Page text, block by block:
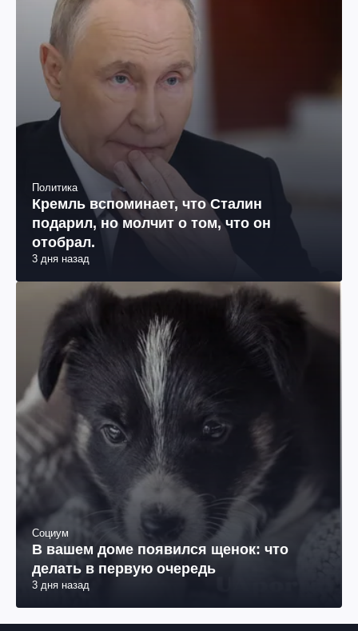
Политика
Кремль вспоминает, что Сталин
подарил, но молчит о том, что он
отобрал.
3 дня назад
Социум
В вашем доме появился щенок: что
делать в первую очередь
3 дня назад